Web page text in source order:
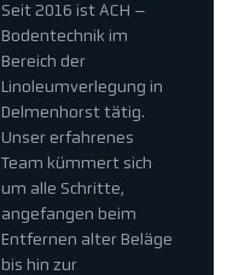
Seit 2016 ist ACH –
Bodentechnik im
Bereich der
Linoleumverlegung in
Delmenhorst tätig.
Unser erfahrenes
Team kümmert sich
um alle Schritte,
angefangen beim
Entfernen alter Beläge
bis hin zur